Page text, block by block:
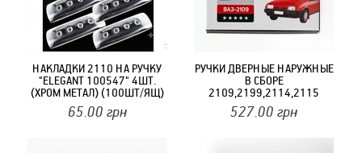
НАКЛАДКИ 2110 НА РУЧКУ
"ELEGANT 100547" 4ШТ.
(ХРОМ МЕТАЛ) (100ШТ/ЯЩ)
65.00 грн
РУЧКИ ДВЕРНЫЕ НАРУЖНЫЕ
В СБОРЕ
2109,2199,2114,2115
ЧЕРНЫЕ, ПЛАСТИК "EURO
TUN" (4 ШТ.) ПОД ОДИН
527.00 грн